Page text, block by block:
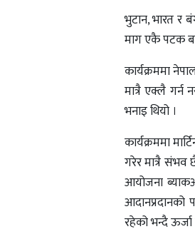
भुटान, भारत र
माग एकै पटक
कार्यक्रममा
मात्रै एक्लै
भनाइ थियो ।
कार्यक्रममा
गरेर मात्रै संभव
आयोजना
आदानप्रदानको
रहेको भन्दै